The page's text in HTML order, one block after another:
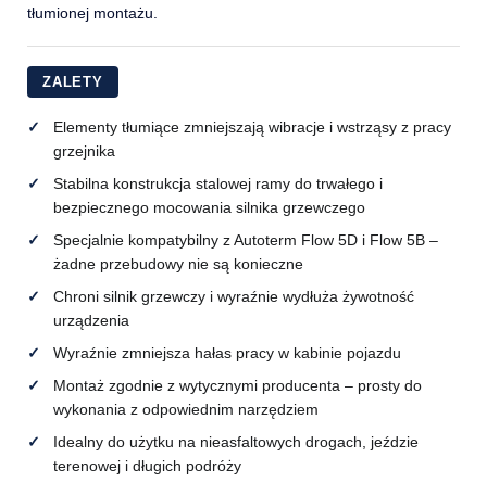
tłumionej montażu.
ZALETY
Elementy tłumiące zmniejszają wibracje i wstrząsy z pracy
grzejnika
Stabilna konstrukcja stalowej ramy do trwałego i
bezpiecznego mocowania silnika grzewczego
Specjalnie kompatybilny z Autoterm Flow 5D i Flow 5B –
żadne przebudowy nie są konieczne
Chroni silnik grzewczy i wyraźnie wydłuża żywotność
urządzenia
Wyraźnie zmniejsza hałas pracy w kabinie pojazdu
Montaż zgodnie z wytycznymi producenta – prosty do
wykonania z odpowiednim narzędziem
Idealny do użytku na nieasfaltowych drogach, jeździe
terenowej i długich podróży